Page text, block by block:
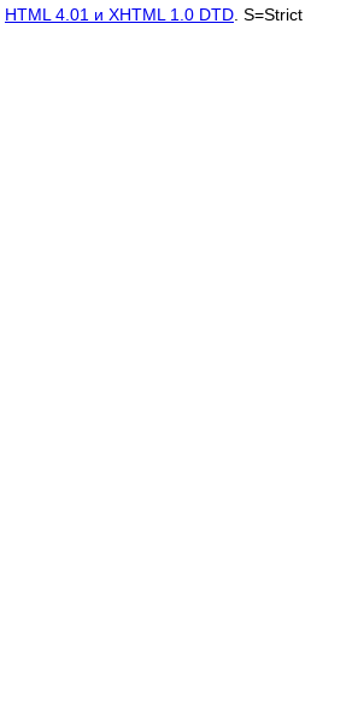
HTML 4.01 и XHTML 1.0 DTD. S=Strict